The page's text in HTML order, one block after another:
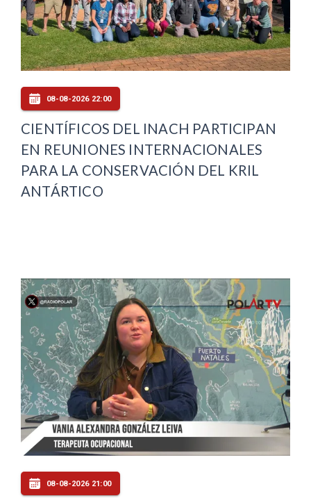
08-08-2026 22:00
CIENTÍFICOS DEL INACH PARTICIPAN
EN REUNIONES INTERNACIONALES
PARA LA CONSERVACIÓN DEL KRIL
ANTÁRTICO
08-08-2026 21:00